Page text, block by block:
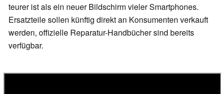
teurer ist als ein neuer Bildschirm vieler Smartphones.
Ersatzteile sollen künftig direkt an Konsumenten verkauft
werden, offizielle Reparatur-Handbücher sind bereits
verfügbar.